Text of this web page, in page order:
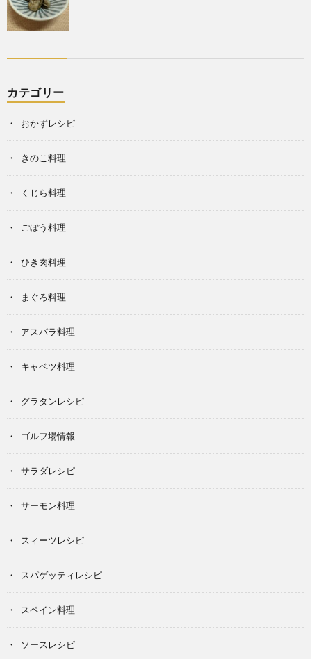
カテゴリー
おかずレシピ
きのこ料理
くじら料理
ごぼう料理
ひき肉料理
まぐろ料理
アスパラ料理
キャベツ料理
グラタンレシピ
ゴルフ場情報
サラダレシピ
サーモン料理
スィーツレシピ
スパゲッティレシピ
スペイン料理
ソースレシピ